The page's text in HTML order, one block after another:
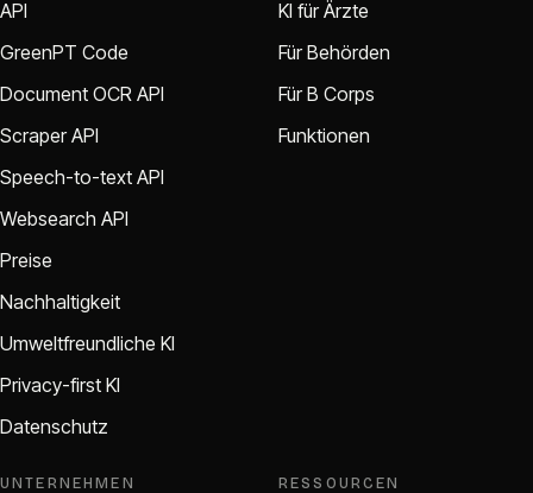
API
GreenPT Code
Document OCR API
Scraper API
Speech-to-text API
Websearch API
Preise
Nachhaltigkeit
Umweltfreundliche KI
Privacy-first KI
Datenschutz
KI für Ärzte
Für Behörden
Für B Corps
Funktionen
UNTERNEHMEN RESSOURCEN